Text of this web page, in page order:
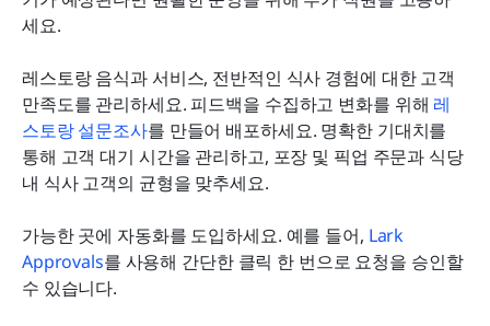
세요.
레스토랑 음식과 서비스, 전반적인 식사 경험에 대한 고객
만족도를 관리하세요. 피드백을 수집하고 변화를 위해 레
스토랑 설문조사를 만들어 배포하세요. 명확한 기대치를
통해 고객 대기 시간을 관리하고, 포장 및 픽업 주문과 식당
내 식사 고객의 균형을 맞추세요.
가능한 곳에 자동화를 도입하세요. 예를 들어, Lark
Approvals를 사용해 간단한 클릭 한 번으로 요청을 승인할
수 있습니다.